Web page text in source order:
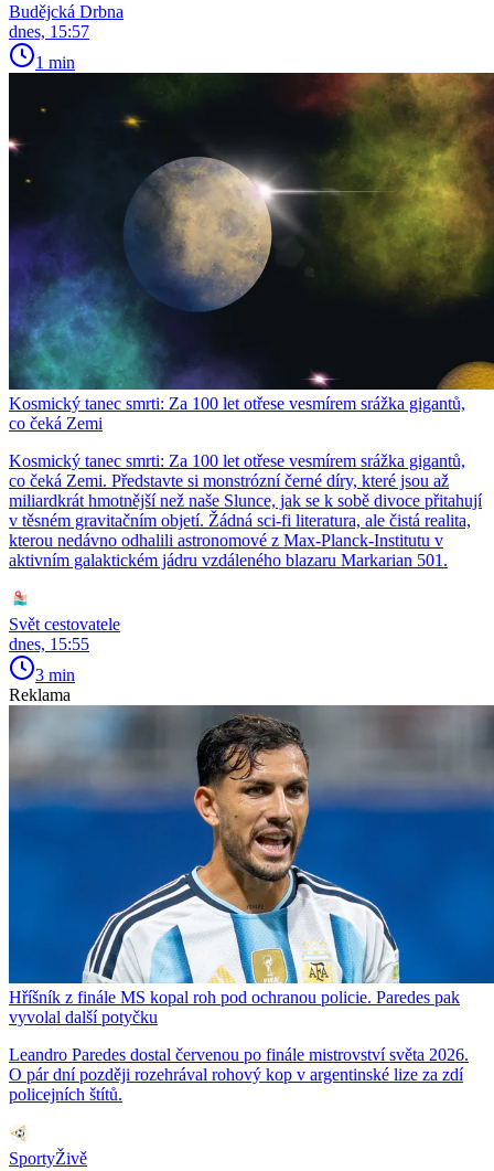
Budějcká Drbna
dnes, 15:57
1 min
Kosmický tanec smrti: Za 100 let otřese vesmírem srážka gigantů,
co čeká Zemi
Kosmický tanec smrti: Za 100 let otřese vesmírem srážka gigantů,
co čeká Zemi. Představte si monstrózní černé díry, které jsou až
miliardkrát hmotnější než naše Slunce, jak se k sobě divoce přitahují
v těsném gravitačním objetí. Žádná sci-fi literatura, ale čistá realita,
kterou nedávno odhalili astronomové z Max-Planck-Institutu v
aktivním galaktickém jádru vzdáleného blazaru Markarian 501.
Svět cestovatele
dnes, 15:55
3 min
Reklama
Hříšník z finále MS kopal roh pod ochranou policie. Paredes pak
vyvolal další potyčku
Leandro Paredes dostal červenou po finále mistrovství světa 2026.
O pár dní později rozehrával rohový kop v argentinské lize za zdí
policejních štítů.
SportyŽivě